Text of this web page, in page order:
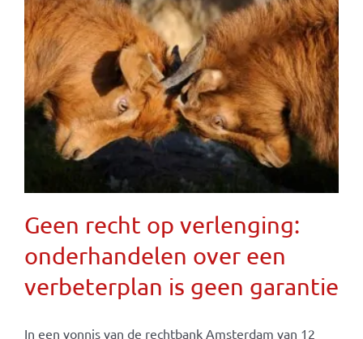
Geen recht op verlenging:
onderhandelen over een
verbeterplan is geen garantie
In een vonnis van de rechtbank Amsterdam van 12